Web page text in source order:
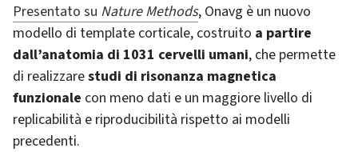
Presentato su Nature Methods, Onavg è un nuovo
modello di template corticale, costruito a partire
dall’anatomia di 1031 cervelli umani, che permette
di realizzarestudi di risonanza magnetica
funzionale con meno dati e un maggiore livello di
replicabilità e riproducibilità rispetto ai modelli
precedenti.